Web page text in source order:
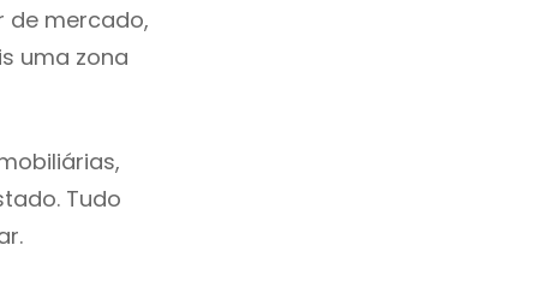
de mercado,
uma zona
Tudo